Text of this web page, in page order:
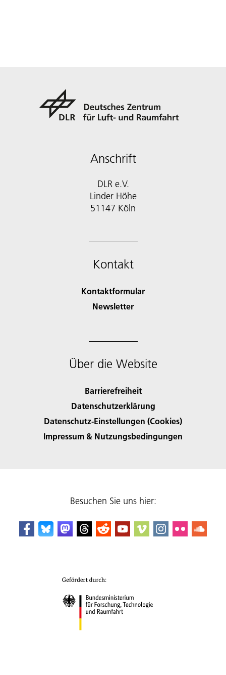
Anschrift
DLR e.V.
Linder Höhe
51147 Köln
Kontakt
Kontaktformular
Newsletter
Über die Website
Barrierefreiheit
Datenschutzerklärung
Datenschutz-Einstellungen (Cookies)
Impressum & Nutzungsbedingungen
Besuchen Sie uns hier: